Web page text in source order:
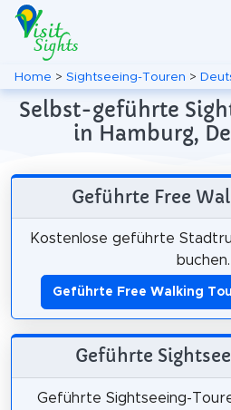
Home > Sightseeing-Touren >
Selbst-geführte
in Hamburg,
Geführte Free
Kostenlose geführte
buchen.
Geführte Free Walking
Geführte
Geführte Sightseeing-